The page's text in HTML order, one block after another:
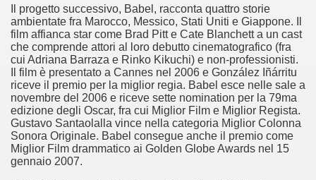
Il progetto successivo, Babel, racconta quattro storie
ambientate fra Marocco, Messico, Stati Uniti e Giappone. Il
film affianca star come Brad Pitt e Cate Blanchett a un cast
che comprende attori al loro debutto cinematografico (fra
cui Adriana Barraza e Rinko Kikuchi) e non-professionisti.
Il film è presentato a Cannes nel 2006 e González Iñárritu
riceve il premio per la miglior regia. Babel esce nelle sale a
novembre del 2006 e riceve sette nomination per la 79ma
edizione degli Oscar, fra cui Miglior Film e Miglior Regista.
Gustavo Santaolalla vince nella categoria Miglior Colonna
Sonora Originale. Babel consegue anche il premio come
Miglior Film drammatico ai Golden Globe Awards nel 15
gennaio 2007.